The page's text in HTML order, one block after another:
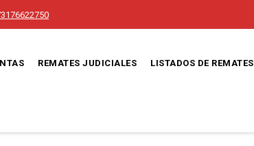
REMATES JUDICIALES LISTADOS DE REMATES